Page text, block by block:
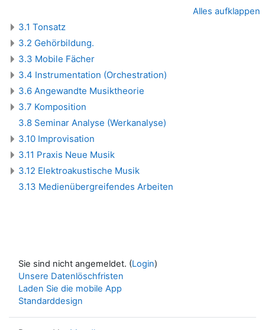
Alles aufklappen
3.1 Tonsatz
3.2 Gehörbildung.
3.3 Mobile Fächer
3.4 Instrumentation (Orchestration)
3.6 Angewandte Musiktheorie
3.7 Komposition
3.8 Seminar Analyse (Werkanalyse)
3.10 Improvisation
3.11 Praxis Neue Musik
3.12 Elektroakustische Musik
3.13 Medienübergreifendes Arbeiten
Sie sind nicht angemeldet. (Login)
Unsere Datenlöschfristen
Laden Sie die mobile App
Standarddesign